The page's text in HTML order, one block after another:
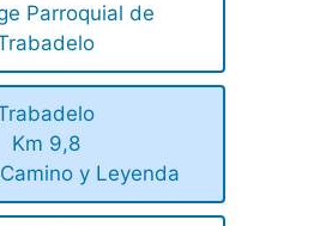
Parroquial de
Km 9,8
y Leyenda